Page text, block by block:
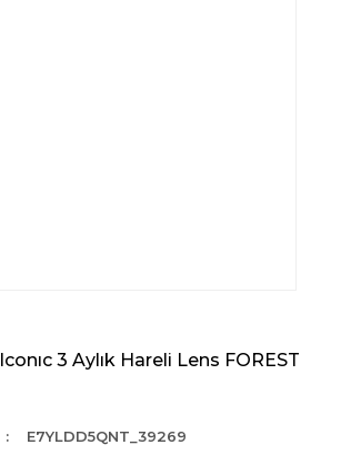
Iconıc 3 Aylık Hareli Lens FOREST
E7YLDD5QNT_39269